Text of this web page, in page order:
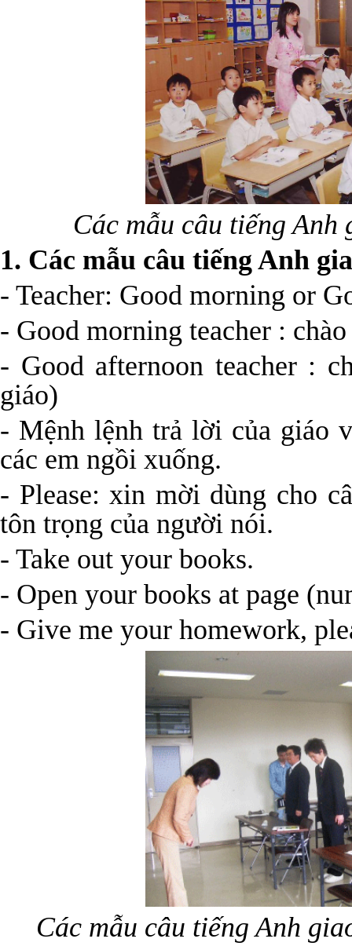
Các mẫu câu tiếng
1. Các mẫu câu tiếng Anh
- Teacher: Good morning or
- Good morning teacher :
- Good afternoon teacher :
giáo)
- Mệnh lệnh trả lời của giáo
các em ngồi xuống.
- Please: xin mời dùng cho
tôn trọng của người nói.
- Take out your books.
- Open your books at page
- Give me your homework,
Các mẫu câu tiếng Anh